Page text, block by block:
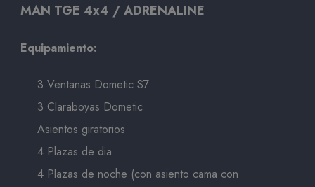
MAN TGE 4x4 /ADRENALINE
Equipamiento:
3 Ventanas Dometic S7
3 Claraboyas Dometic
Asientos giratorios
4 Plazas de dia
4 Plazas de noche (con asiento cama con